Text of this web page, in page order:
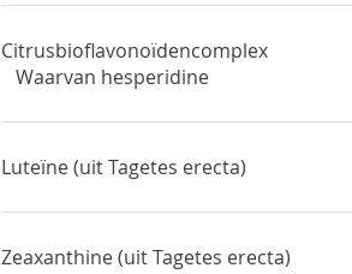
Citrusbioflavonoïdencomplex
Waarvan hesperidine
Luteïne (uit Tagetes erecta)
Zeaxanthine (uit Tagetes erecta)